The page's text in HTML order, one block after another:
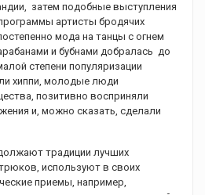
затем подобные выступления
артисты бродячих
мода на танцы с огнем
и бубнами добралась до
степени популяризации
хиппи, молодые люди
позитивно восприняли
и, можно сказать, сделали
традиции лучших
используют в своих
приемы, например,